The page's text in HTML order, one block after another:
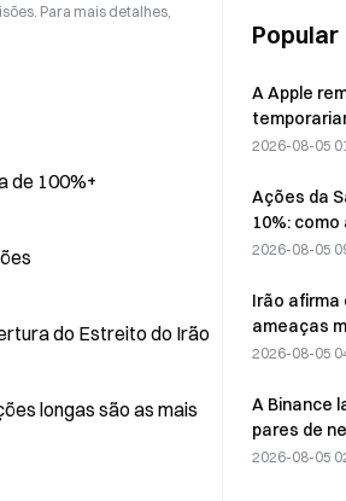
Para mais detalhes,
de 100%+
em liquidações
enquanto o BTC dispara acima de $78K com a abertura do Estreito do Irão
Popular
A Apple
Telegram
sexual
Durov
afirmando
2026-08-05
Ações da
10%: como
iniciar um
poderão os
financeiros
de
2026-08-05
Irão afirma
ameaças
EUA
de Ormuz,
2026-08-05
A Binance
pares de
bStocks às
2026-08-05